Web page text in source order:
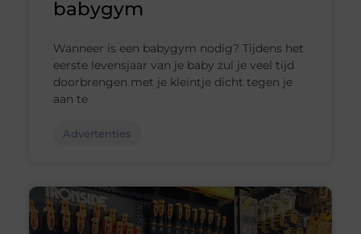
babygym
Wanneer is een babygym nodig? Tijdens het
eerste levensjaar van je baby zul je veel tijd
doorbrengen met je kleintje dicht tegen je
aan te
Advertenties